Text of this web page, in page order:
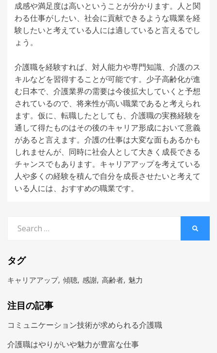
成感や満足度は高いということが分かります。人と関
わる仕事がしたい、社会に貢献できるような職業を経
験したいと考えている人には適していると言えるでし
ょう。
介護職を経験すれば、対人能力や専門知識、介護のス
キルなどを習得することが可能です。少子高齢化が進
む日本で、介護業界の需要は今後拡大していくと予想
されているので、将来性が高い職業であると考えられ
ます。仮に、転職したとしても、介護職の実務経験を
通して得たものはその後のキャリア形成において意義
があると言えます。介護の仕事は大変な面もあるかも
しれませんが、同時に社会人として大きく成長できる
チャンスでもあります。キャリアアップを考えている
人や多くの経験を積んで自分を成長させたいと考えて
いる人には、おすすめの職業です。
for:
タグ
キャリアアップ 傾聴 感謝 高齢者 魅力
注目の記事
コミュニケーション技術が求められる介護職
介護職はやりがいや魅力が豊富な仕事